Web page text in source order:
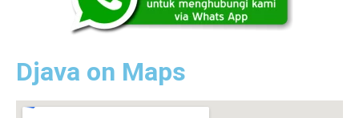
Djava on Maps